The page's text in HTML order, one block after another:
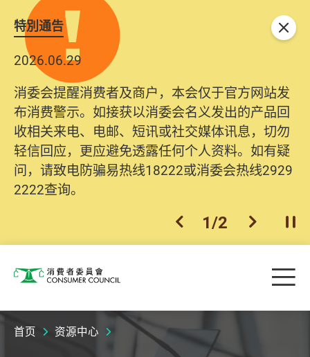
特別通告
2026.06.29
消委会提醒消费者及商户，本会仅于官方网站发
布消费警示。如接获以消委会名义发出的产品回
收相关来电、电邮、短讯或社交媒体讯息，切勿
轻信回应，更应避免透露任何个人资料。如有疑
问，请致电防骗易热线18222或消委会热线2929
2222查询。
上一个
1/2 下一个开
关闭
消费者委员会 目
首页 资源中心